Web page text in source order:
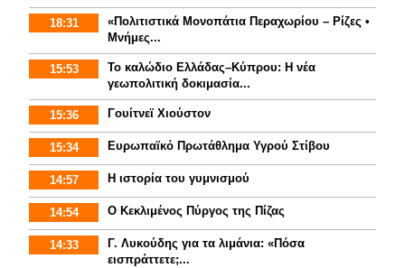
18:31
«Πολιτιστικά Μονοπάτια Περαχωρίου – Ρίζες •
Μνήμες...
15:53
Το καλώδιο Ελλάδας–Κύπρου: Η νέα
γεωπολιτική δοκιμασία...
15:36 Γουίτνεϊ Χιούστον
15:34 Ευρωπαϊκό Πρωτάθλημα Υγρού Στίβου
14:57 Η ιστορία του γυμνισμoύ
14:54 Ο Κεκλιμένος Πύργος της Πίζας
14:33
Γ. Λυκούδης για τα λιμάνια: «Πόσα
εισπράττετε;...